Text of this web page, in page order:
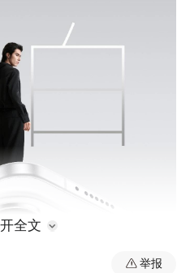
全文
举报